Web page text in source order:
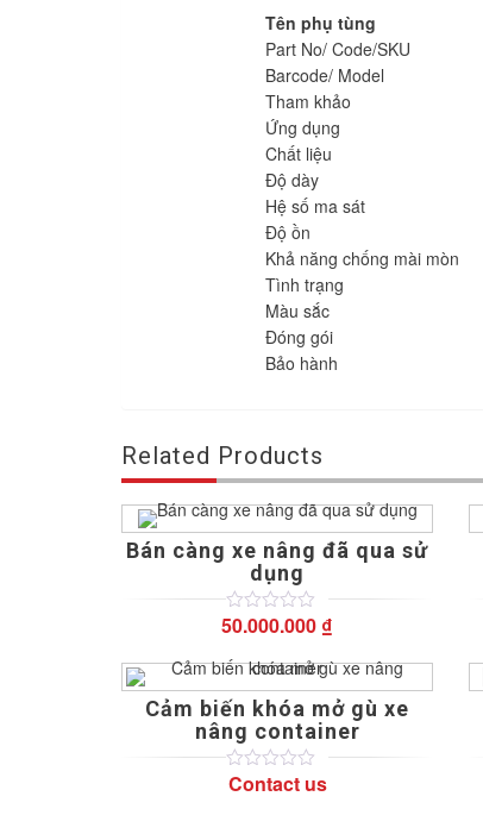
Tên phụ tùng
Part No/ Code/SKU
Barcode/ Model
Tham khảo
Ứng dụng
Chất liệu
Độ dày
Hệ số ma sát
Độ ồn
Khả năng chống mài mòn
Tình trạng
Màu sắc
Đóng gói
Bảo hành
Related Products
Bán càng xe nâng đã qua sử
dụng
0
of
5
based
on
0
customer
ratings
50.000.000 ₫
Cảm biến khóa mở gù xe
nâng container
0
5
0
Contact us